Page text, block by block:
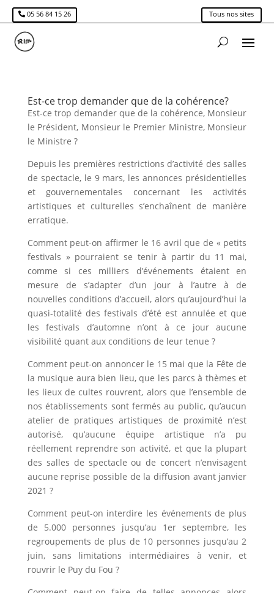
05 56 84 15 26 Tous nos sites
Est-ce trop demander que de la cohérence?
Est-ce trop demander que de la cohérence, Monsieur
le Président, Monsieur le Premier Ministre, Monsieur
le Ministre ?
Depuis les premières restrictions d’activité des salles
de spectacle, le 9 mars, les annonces présidentielles
et gouvernementales concernant les activités
artistiques et culturelles s’enchaînent de manière
erratique.
Comment peut-on affirmer le 16 avril que de « petits
festivals » pourraient se tenir à partir du 11 mai,
comme si ces milliers d’événements étaient en
mesure de s’adapter d’un jour à l’autre à de
nouvelles conditions d’accueil, alors qu’aujourd’hui la
quasi-totalité des festivals d’été est annulée et que
les festivals d’automne n’ont à ce jour aucune
visibilité quant aux conditions de leur tenue ?
Comment peut-on annoncer le 15 mai que la Fête de
la musique aura bien lieu, que les parcs à thèmes et
les lieux de cultes rouvrent, alors que l’ensemble de
nos établissements sont fermés au public, qu’aucun
atelier de pratiques artistiques de proximité n’est
autorisé, qu’aucune équipe artistique n’a pu
réellement reprendre son activité, et que la plupart
des salles de spectacle ou de concert n’envisagent
aucune reprise possible de la diffusion avant janvier
2021 ?
Comment peut-on interdire les événements de plus
de 5.000 personnes jusqu’au 1er septembre, les
regroupements de plus de 10 personnes jusqu’au 2
juin, sans limitations intermédiaires à venir, et
rouvrir le Puy du Fou ?